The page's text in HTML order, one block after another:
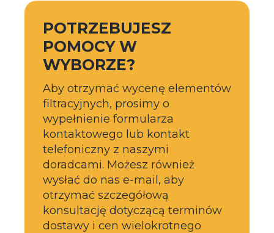
POTRZEBUJESZ
POMOCY W
WYBORZE?
Aby otrzymać wycenę elementów
filtracyjnych, prosimy o
wypełnienie formularza
kontaktowego lub kontakt
telefoniczny z naszymi
doradcami. Możesz również
wysłać do nas e-mail, aby
otrzymać szczegółową
konsultację dotyczącą terminów
dostawy i cen wielokrotnego